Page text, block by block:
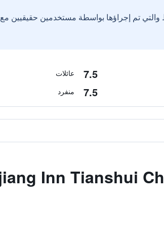
تم إجراؤها بواسطة مستخدمين حقيقيين مع
7.5 عائلات
7.5 منفرد